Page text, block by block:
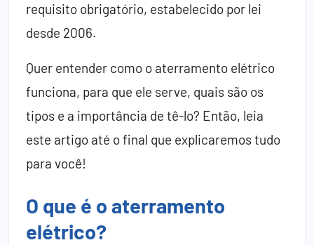
requisito obrigatório, estabelecido por lei
desde 2006.
Quer entender como o aterramento elétrico
funciona, para que ele serve, quais são os
tipos e a importância de tê-lo? Então, leia
este artigo até o final que explicaremos tudo
para você!
O que é o aterramento
elétrico?